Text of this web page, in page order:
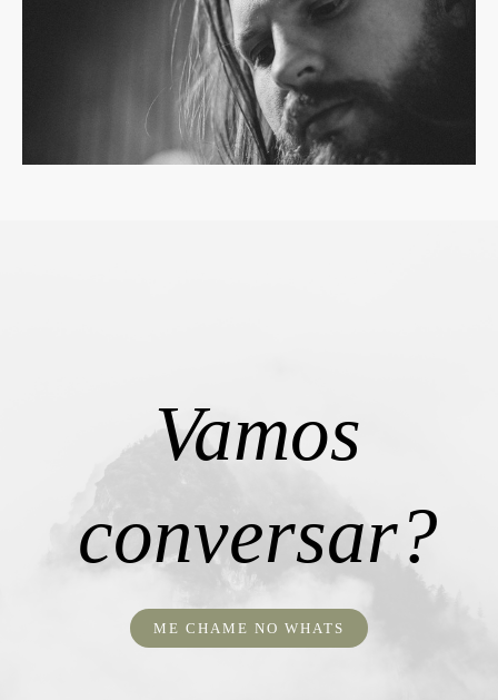
Vamos
conversar?
ME CHAME NO WHATS